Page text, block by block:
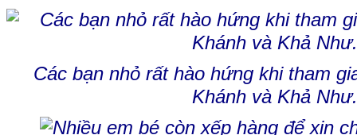
Các bạn nhỏ rất hào hứng khi tham
Khánh và Khả Như.